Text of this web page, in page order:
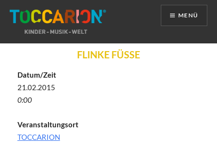
MENÜ
Inhalt
FLINKE FÜSSE
Datum/Zeit
21.02.2015
0:00
Veranstaltungsort
TOCCARION